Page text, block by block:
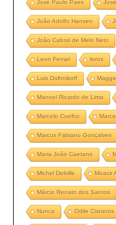
José Paulo Paes
João Adolfo Hansen
João Cabral de Melo Neto
Leon Ferrari livros
Luis Dolhnikoff
Manoel Ricardo de Lima
Marcelo Coelho
Marcus Fabiano Gonçalves
Maria João Caetano
Michel Delville Moacir
Márcio Renato dos Santos
Nunca Odile Cisneros